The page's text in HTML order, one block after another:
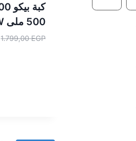
500 ملى CHP62522W
1.799,00EGP